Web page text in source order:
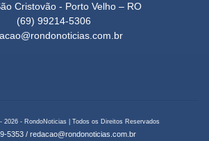
Cristovão - Porto Velho – RO
(69) 99214-5306
2026 - RondoNoticias | Todos os Direitos Reservados
5353 / redacao@rondonoticias.com.br